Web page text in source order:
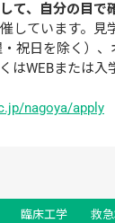
て、自分の目で
しています。見
祝日を除く）、
はWEBまたは
nagoya/apply
臨床工学 救